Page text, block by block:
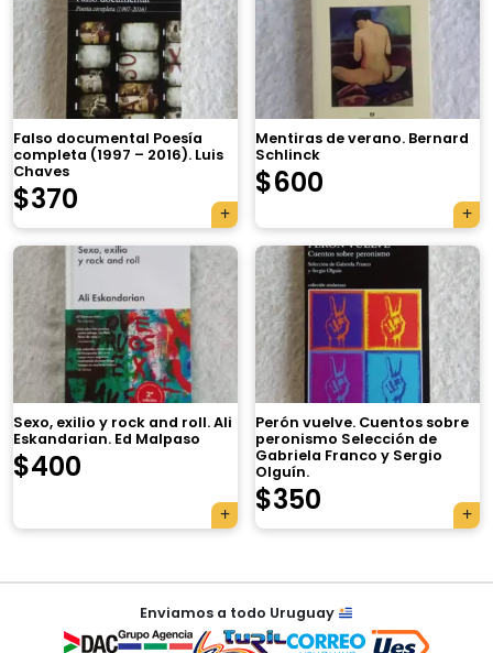
Falso documental Poesía
completa (1997 – 2016). Luis
Chaves
$370
Mentiras de verano. Bernard
Schlinck
$600
Sexo, exilio y rock and roll. Ali
Eskandarian. Ed Malpaso
$400
Perón vuelve. Cuentos sobre
peronismo Selección de
Gabriela Franco y Sergio
Olguín.
$350
NavegaciónEnviamos a todo Uruguay
×
Tu carrito está vacío.
Agregá un producto y aparecerá acá
automáticamente.